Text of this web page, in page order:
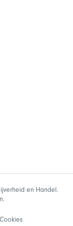
en Handel.
Cookies